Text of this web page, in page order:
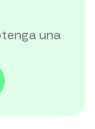
una